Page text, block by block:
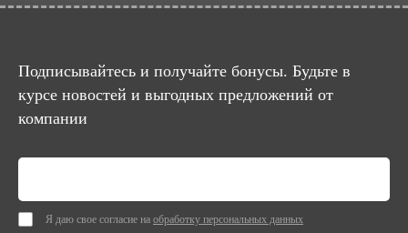
Подписывайтесь и получайте бонусы. Будьте в
курсе новостей и выгодных предложений от
компании
Я даю свое согласие на обработку персональных данных